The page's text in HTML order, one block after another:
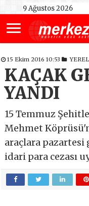
9 Ağustos 2026
15 Ekim 2016 10:53 YEREL
KAÇAK
YANDI
15 Temmuz
Mehmet
araçlara
idari para cezası